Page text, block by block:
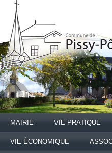
MAIRIE VIE PRATIQUE
VIE ÉCONOMIQUE